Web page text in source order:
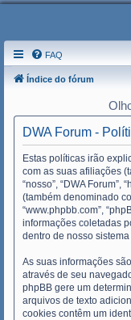
FAQ
Índice do fórum
DWA Forum -
Estas políticas irão
com as suas afiliações
“nosso”, “DWA Forum”,
(também denominado
“www.phpbb.com”,
informações coletadas
dentro de nosso
As suas informações
através de seu
phpBB gere um
arquivos de texto
cookies contêm um